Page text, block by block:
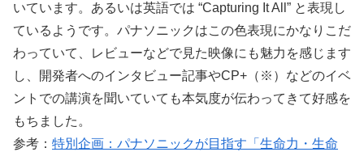
いています。あるいは英語では “Capturing It All” と表現し
ているようです。パナソニックはこの色表現にかなりこだ
わっていて、レビューなどで見た映像にも魅力を感じます
し、開発者へのインタビュー記事やCP+（※）などのイベ
ントでの講演を聞いていても本気度が伝わってきて好感を
もちました。
参考： 特別企画：パナソニックが目指す「生命力・生命